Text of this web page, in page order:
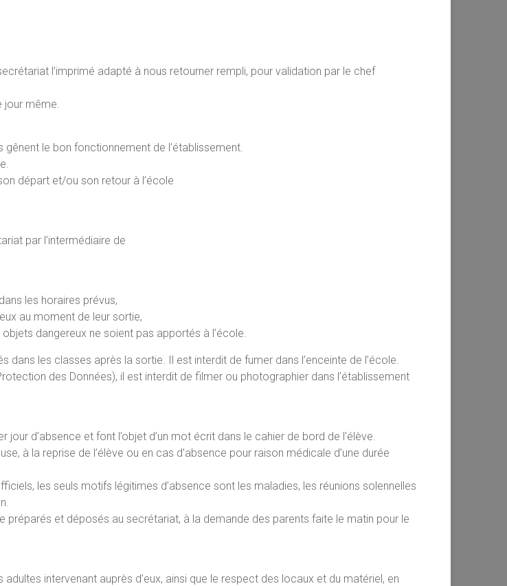
l’imprimé adapté à nous retourner rempli, pour validation par le chef
jour même.
le bon fonctionnement de l’établissement.
départ et/ou son retour à l’école
par l’intermédiaire de
les horaires prévus,
au moment de leur sortie,
dangereux ne soient pas apportés à l’école.
dans les classes après la sortie. Il est interdit de fumer dans l’enceinte de l’école.
des Données), il est interdit de filmer ou photographier dans l’établissement
d’absence et font l’objet d’un mot écrit dans le cahier de bord de l’élève.
à la reprise de l’élève ou en cas d’absence pour raison médicale d’une durée
les seuls motifs légitimes d’absence sont les maladies, les réunions solennelles
et déposés au secrétariat, à la demande des parents faite le matin pour le
intervenant auprès d’eux, ainsi que le respect des locaux et du matériel, en